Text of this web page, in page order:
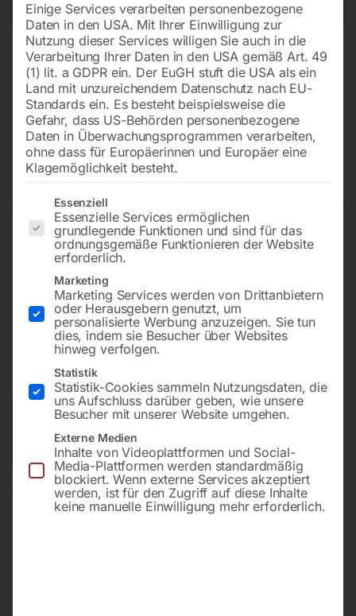
Rückschlagventil für PAL/SILENT
Kessel: AG 1′, Leitung 18mm (mit Schneidring und
Überwurfmutter)
66,00
inkl. MwSt. zzgl.Versandkosten
Lieferzeit:ca. 2 - 3 Tage
Versandkosten Standard (Österreich):€10,00
Bitte beachten Sie: Die Versandkosten gelten für Österreich.
Andere Länder können abweichen.
In den Warenkorb
Einige Services verarbeiten personenbezogene
Daten in den USA. Mit Ihrer Einwilligung zur
Nutzung dieser Services willigen Sie auch in die
Verarbeitung Ihrer Daten in den USA gemäß Art. 49
(1) lit. a GDPR ein. Der EuGH stuft die USA als ein
Land mit unzureichendem Datenschutz nach EU-
Standards ein. Es besteht beispielsweise die
Gefahr, dass US-Behörden personenbezogene
Daten in Überwachungsprogrammen verarbeiten,
ohne dass für Europäerinnen und Europäer eine
Klagemöglichkeit besteht.
Es folgt eine Liste der Service-Gruppen, für die eine
Essenziell
Essenzielle Services ermöglichen
grundlegende Funktionen und sind für das
ordnungsgemäße Funktionieren der Website
erforderlich.
Marketing
Marketing Services werden von Drittanbietern
oder Herausgebern genutzt, um
personalisierte Werbung anzuzeigen. Sie tun
dies, indem sie Besucher über Websites
hinweg verfolgen.
Statistik
Statistik-Cookies sammeln Nutzungsdaten, die
uns Aufschluss darüber geben, wie unsere
Besucher mit unserer Website umgehen.
Externe Medien
Inhalte von Videoplattformen und Social-
Media-Plattformen werden standardmäßig
blockiert. Wenn externe Services akzeptiert
werden, ist für den Zugriff auf diese Inhalte
keine manuelle Einwilligung mehr erforderlich.